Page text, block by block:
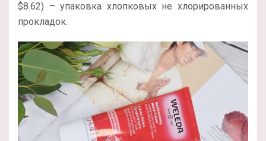
$8.62) – упаковка хлопковых не хлорированных
прокладок.